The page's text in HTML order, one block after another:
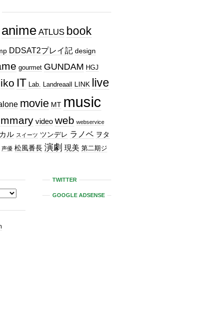
anime ATLUS book
DDSAT2プレイ記 design
gourmet GUNDAM HGJ
iko IT Lab. Landreaall LINK live
movie MT music
video web webservice
ル スイーツ ツンデレ ラノベ ヲタ
声優 松風番長 演劇 現美 第二期ジ
TWITTER
GOOGLE ADSENSE